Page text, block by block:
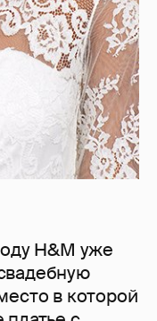
H&M уже
в которой